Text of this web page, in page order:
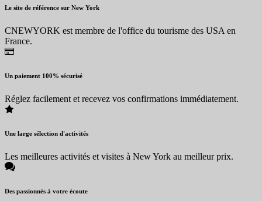
Le site de référence sur New York
CNEWYORK est membre de l'office du tourisme des USA en
France.
Un paiement 100% sécurisé
Réglez facilement et recevez vos confirmations immédiatement.
Une large sélection d'activités
Les meilleures activités et visites à New York au meilleur prix.
Des passionnés à votre écoute